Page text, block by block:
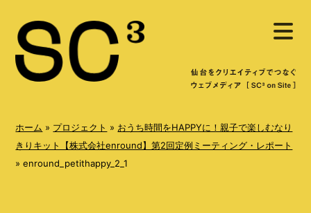
メ
ニ
を
開
く
ホーム » プロジェクト » おうち時間をHAPPYに！親子で楽しむなり
きりキット【株式会社enround】第2回定例ミーティング・レポート
»enround_petithappy_2_1